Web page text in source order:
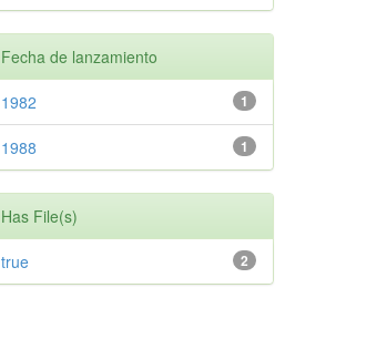
Fecha de lanzamiento
1
1982
1
1988
Has File(s)
2
true